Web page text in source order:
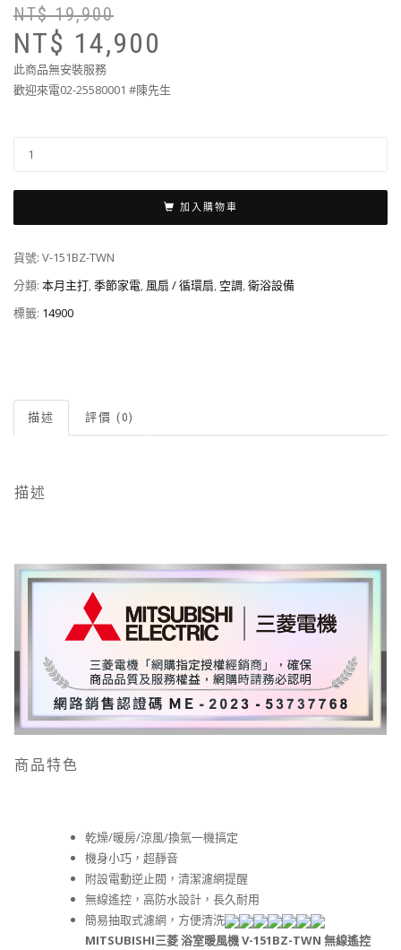
NT$19,900
NT$ 14,900
此商品無安裝服務
歡迎來電02-25580001 #陳先生
加入購物車
貨號: V-151BZ-TWN
分類: 本月主打,季節家電, 風扇 / 循環扇, 空調,衛浴設備
標籤: 14900
描述 評價 (0)
描述
商品特色
乾燥/暖房/涼風/換氣一機搞定
機身小巧，超靜音
附設電動逆止閥，清潔濾網提醒
無線遙控，高防水設計，長久耐用
簡易抽取式濾網，方便清洗
MITSUBISHI三菱 浴室暖風機 V-151BZ-TWN 無線遙控